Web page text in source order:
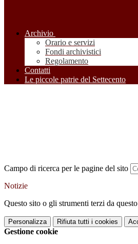
Archivio
Orario e servizi
Fondi archivistici
Regolamento
Contatti
Le piccole patrie del Settecento
Campo di ricerca per le pagine del sito
Notizie
Questo sito o gli strumenti terzi da
Personalizza Rifiuta tutti i cookies
Gestione cookie